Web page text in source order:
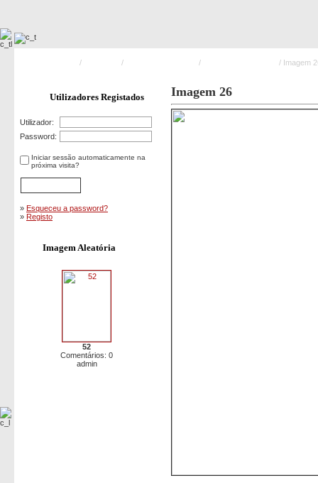
/ / / / Imagem
Utilizadores Registados
Utilizador:
Password:
Iniciar sessão automaticamente na
próxima visita?
» Esqueceu a password?
» Registo
Imagem Aleatória
52
Comentários: 0
admin
Imagem 26